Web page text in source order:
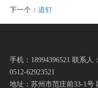
下一个：道钉
手机：18994396521 联系人
0512-62923521
地址：苏州市范庄前33-1号